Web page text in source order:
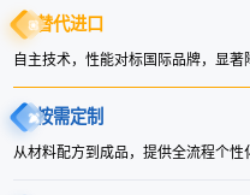
替代进口
自主技术，性能对标国际品牌，显著
按需定制
从材料配方到成品，提供全流程个性